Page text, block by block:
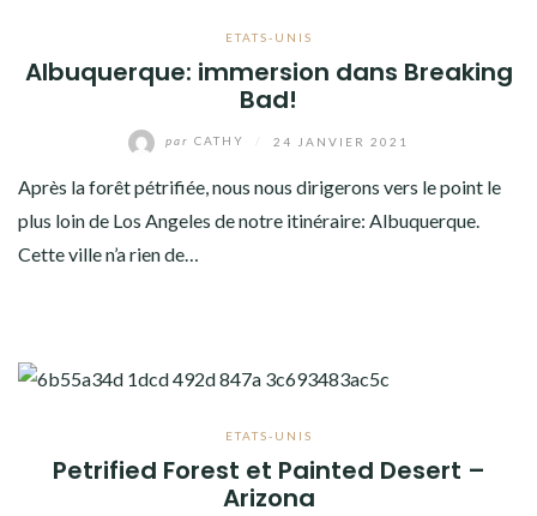
ETATS-UNIS
Albuquerque: immersion dans Breaking
Bad!
par CATHY 24 JANVIER 2021
Après la forêt pétrifiée, nous nous dirigerons vers le point le
plus loin de Los Angeles de notre itinéraire: Albuquerque.
Cette ville n’a rien de…
ETATS-UNIS
Petrified Forest et Painted Desert –
Arizona